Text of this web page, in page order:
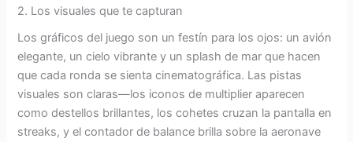
2. Los visuales que te capturan
Los gráficos del juego son un festín para los ojos: un avión
elegante, un cielo vibrante y un splash de mar que hacen
que cada ronda se sienta cinematográfica. Las pistas
visuales son claras—los iconos de multiplier aparecen
como destellos brillantes, los cohetes cruzan la pantalla en
streaks, y el contador de balance brilla sobre la aeronave